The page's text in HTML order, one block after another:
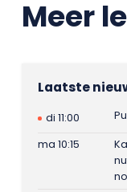
Meer
Laatste
di 11:00
ma 10:15